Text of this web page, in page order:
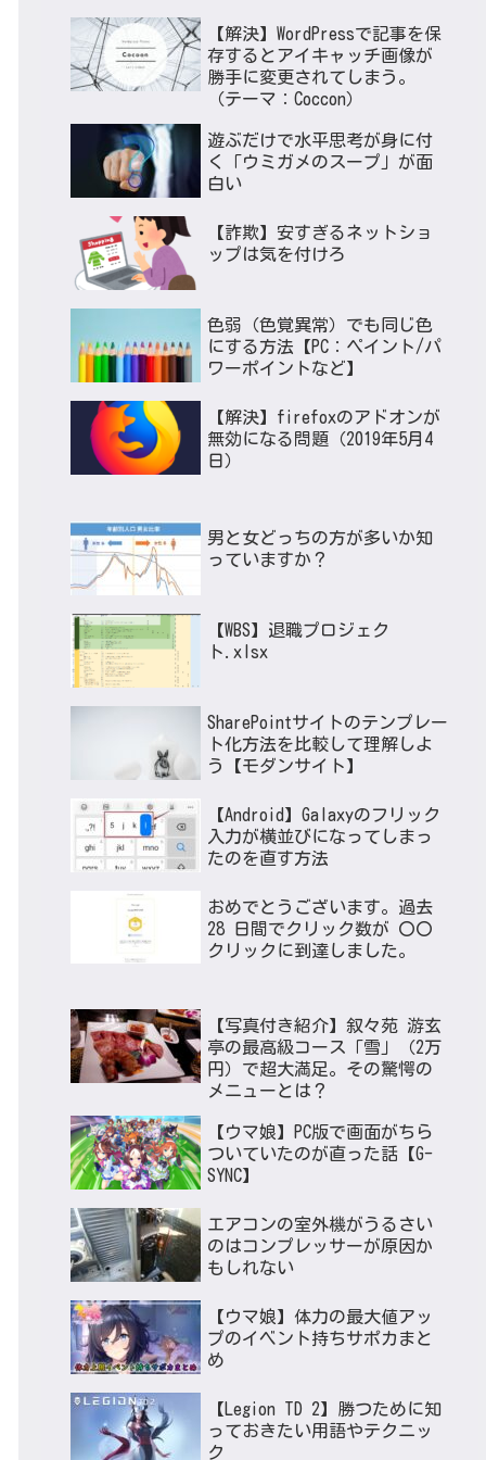
【解決】WordPressで記事を保
存するとアイキャッチ画像が
勝手に変更されてしまう。
（テーマ：Coccon）
遊ぶだけで水平思考が身に付
く「ウミガメのスープ」が面
白い
【詐欺】安すぎるネットショ
ップは気を付けろ
色弱（色覚異常）でも同じ色
にする方法【PC：ペイント/パ
ワーポイントなど】
【解決】firefoxのアドオンが
無効になる問題（2019年5月4
日）
男と女どっちの方が多いか知
っていますか？
【WBS】退職プロジェク
ト.xlsx
SharePointサイトのテンプレー
ト化方法を比較して理解しよ
う【モダンサイト】
【Android】Galaxyのフリック
入力が横並びになってしまっ
たのを直す方法
おめでとうございます。過去
28 日間でクリック数が 〇〇
クリックに到達しました。
【写真付き紹介】叙々苑 游玄
亭の最高級コース「雪」（2万
円）で超大満足。その驚愕の
メニューとは？
【ウマ娘】PC版で画面がちら
ついていたのが直った話【G-
SYNC】
エアコンの室外機がうるさい
のはコンプレッサーが原因か
もしれない
【ウマ娘】体力の最大値アッ
プのイベント持ちサポカまと
め
【Legion TD 2】勝つために知
っておきたい用語やテクニッ
ク